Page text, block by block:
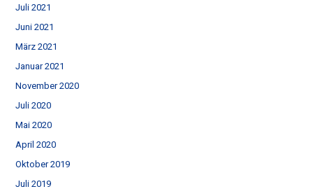
Juli 2021
Juni 2021
März 2021
Januar 2021
November 2020
Juli 2020
Mai 2020
April 2020
Oktober 2019
Juli 2019